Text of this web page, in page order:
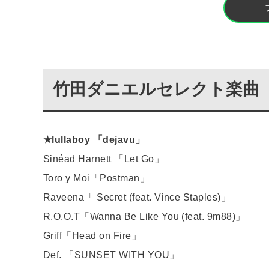
竹田ダニエルセレクト楽曲
★lullaboy 「dejavu」
Sinéad Harnett 「Let Go」
Toro y Moi「Postman」
Raveena「 Secret (feat. Vince Staples)」
R.O.O.T「Wanna Be Like You (feat. 9m88)」
Griff「Head on Fire」
Def. 「SUNSET WITH YOU」